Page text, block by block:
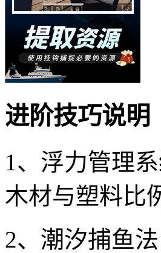
进阶技巧说明
1、浮力管理
木材与塑料比
2、潮汐捕鱼